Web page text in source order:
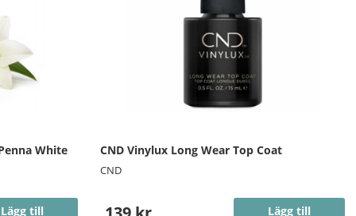
White
Lägg till
CND Vinylux Long Wear Top Coat
CND
Lägg till